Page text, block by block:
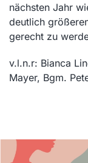
nächsten Jahr
deutlich
gerecht zu
v.l.n.r: Bianca
Mayer, Bgm.